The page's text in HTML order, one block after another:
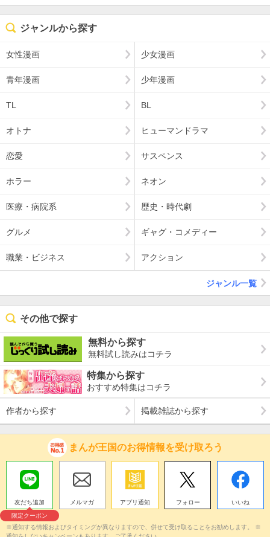
ジャンルから探す
女性漫画 少女漫画
青年漫画 少年漫画
TL BL
オトナ ヒューマンドラマ
恋愛 サスペンス
ホラー ネオン
医療・病院系 歴史・時代劇
グルメ ギャグ・コメディー
職業・ビジネス アクション
ジャンル一覧
その他で探す
無料から探す
無料試し読みはコチラ
特集から探す
おすすめ特集はコチラ
作者から探す 掲載雑誌から探す
まんが王国のお得情報を受け取ろう
友だち追加
限定クーポン
メルマガ アプリ通知 フォロー いいね
※通知する情報およびタイミングが異なりますので、併せて受け取ることをお勧めします。 ※